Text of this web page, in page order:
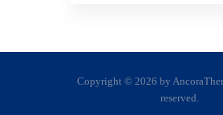
Copyright © 2026 by
reserved.